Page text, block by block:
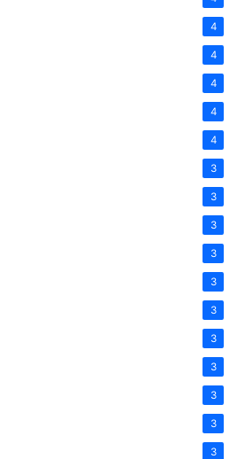
4
4
4
4
4
3
3
3
3
3
3
3
3
3
3
3